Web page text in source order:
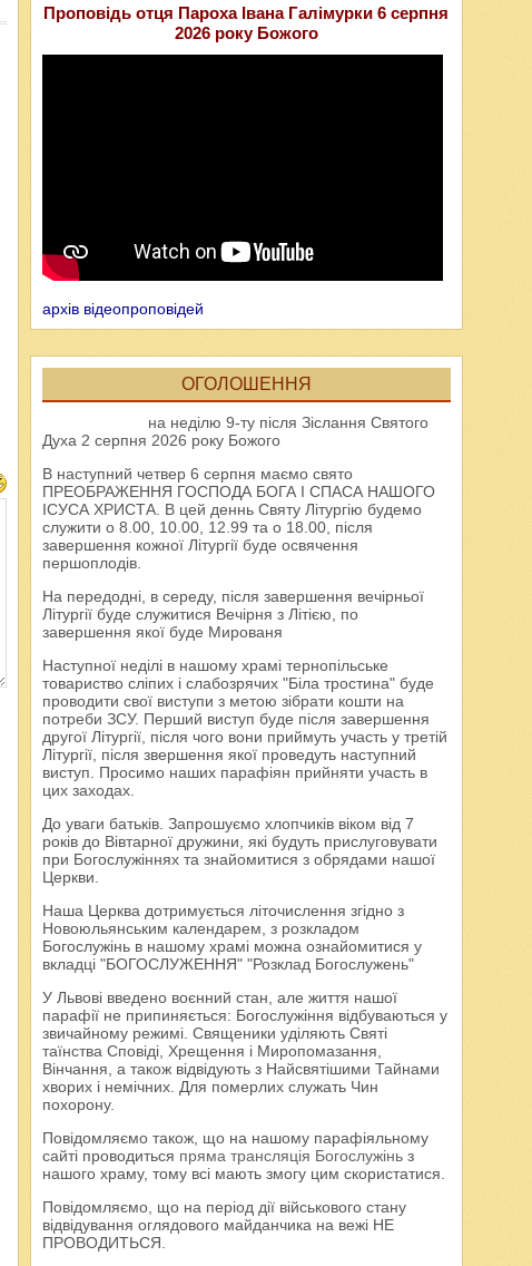
Проповідь отця Пароха Івана Галімурки 6 серпня
2026 року Божого
архів відеопроповідей
ОГОЛОШЕННЯ
на неділю 9-ту після Зіслання Святого
Духа 2 серпня 2026 року Божого
В наступний четвер 6 серпня маємо свято
ПРЕОБРАЖЕННЯ ГОСПОДА БОГА І СПАСА НАШОГО
ІСУСА ХРИСТА. В цей деннь Святу Літургію будемо
служити о 8.00, 10.00, 12.99 та о 18.00, після
завершення кожної Літургії буде освячення
першоплодів.
На передодні, в середу, після завершення вечірньої
Літургії буде служитися Вечірня з Літією, по
завершення якої буде Мированя
Наступної неділі в нашому храмі тернопільське
товариство сліпих і слабозрячих "Біла тростина" буде
проводити свої виступи з метою зібрати кошти на
потреби ЗСУ. Перший виступ буде після завершення
другої Літургії, після чого вони приймуть участь у третій
Літургії, після звершення якої проведуть наступний
виступ. Просимо наших парафіян прийняти участь в
цих заходах.
До уваги батьків. Запрошуємо хлопчиків віком від 7
років до Вівтарної дружини, які будуть прислуговувати
при Богослужіннях та знайомитися з обрядами нашої
Церкви.
Наша Церква дотримується літочислення згідно з
Новоюльянським календарем, з розкладом
Богослужінь в нашому храмі можна ознайомитися у
вкладці "БОГОСЛУЖЕННЯ" "Розклад Богослужень"
У Львові введено воєнний стан, але життя нашої
парафії не припиняється: Богослужіння відбуваються у
звичайному режимі. Священики уділяють Святі
таїнства Сповіді, Хрещення і Миропомазання,
Вінчання, а також відвідують з Найсвятішими Тайнами
хворих і немічних. Для померлих служать Чин
похорону.
Повідомляємо також, що на нашому парафіяльному
сайті проводиться пряма трансляція Богослужіньз
нашого храму, тому всі мають змогу цим скористатися.
Повідомляємо, що на період дії військового стану
відвідування оглядового майданчика на вежі НЕ
ПРОВОДИТЬСЯ.